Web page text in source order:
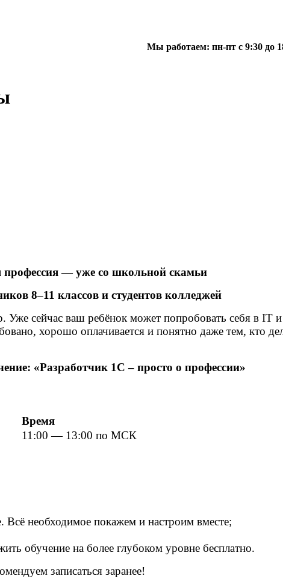
Мы работаем: пн-пт с 9:30 до
профессия — уже со школьной скамьи
8–11 классов и студентов колледжей
сейчас ваш ребёнок может попробовать себя в IT и
хорошо оплачивается и понятно даже тем, кто
«Разработчик 1С – просто о профессии»
Время
11:00 — 13:00 по МСК
необходимое покажем и настроим вместе;
обучение на более глубоком уровне бесплатно.
записаться заранее!